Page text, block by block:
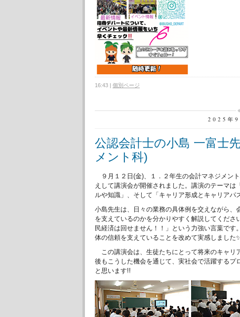
16:43 個別ページ
2025年
公認会計士の小島 一富士
メント科)
９月１２日(金)、１．２年生の会計マネジメン
えして講演会が開催されました。講演のテーマ
ルや知識」、そして「キャリア形成とキャリアパ
小島先生は、日々の業務の具体例を交えながら
を支えているのかを分かりやすく解説してくだ
民経済は回せません！！」という力強い言葉で
体の信頼を支えていることを改めて実感しました
この講演会は、生徒たちにとって将来のキャリ
後もこうした機会を通じて、実社会で活躍する
と思います!!